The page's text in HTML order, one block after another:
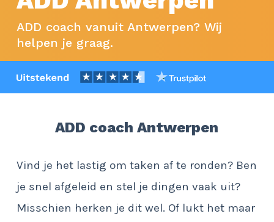
ADD coach vanuit Antwerpen? Wij
helpen je graag.
ADD coach Antwerpen
Vind je het lastig om taken af te ronden? Ben
je snel afgeleid en stel je dingen vaak uit?
Misschien herken je dit wel. Of lukt het maar